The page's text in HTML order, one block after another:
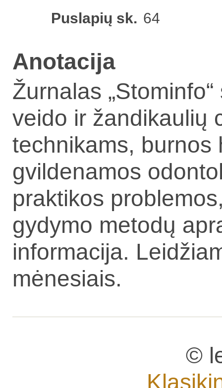
Puslapių sk. 64
Anotacija
Žurnalas
veido ir žandikaulių
technikams, burnos
gvildenamos
praktikos
gydymo metodų
informacija.
mėnesiais.
©